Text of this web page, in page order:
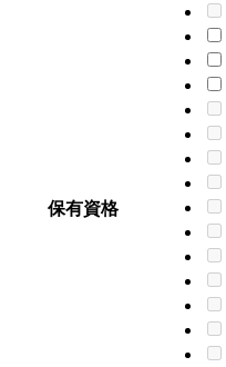
保有資格